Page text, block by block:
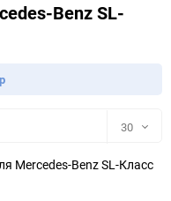
Benz SL-
30
30
Mercedes-Benz SL-Класс